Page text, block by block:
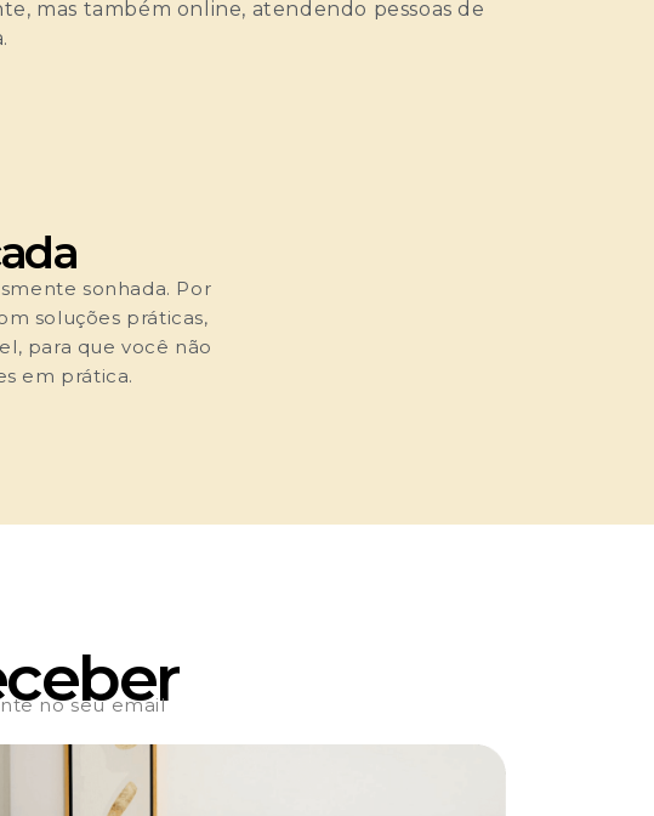
mas também online, atendendo pessoas de
sonhada. Por
soluções práticas,
para que você não
em prática.
no seu email